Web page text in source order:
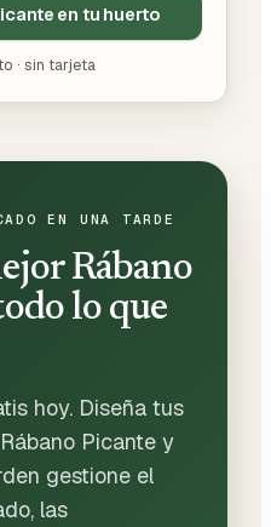
en tu huerto
· sin tarjeta
EN UNA TARDE
Rábano
lo que
hoy. Diseña tus
Picante y
gestione el
las